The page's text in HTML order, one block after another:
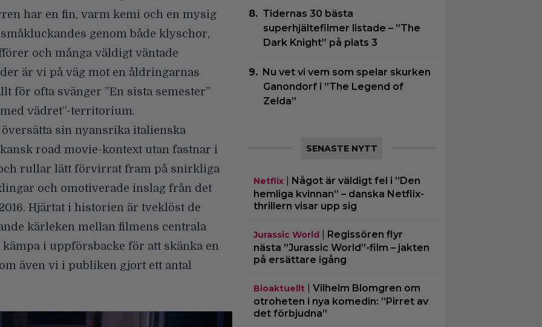
har en fin, varm kemi och en mysig
genom både klyschor,
och många väldigt väntade
är vi på väg mot en åldringarnas
för ofta svänger ”En sista semester”
vädret”-territorium.
sin nyansrika italienska
road movie-kontext utan fastnar i
rullar lätt förvirrat fram på snirkliga
och omotiverade inslag från det
Hjärtat i historien är tveklöst de
kärleken mellan filmens centrala
i uppförsbacke för att skänka en
även vi i publiken gjort ett antal
Tidernas 30 bästa
superhjältefilmer listade – ”The
Dark Knight” på plats 3
Nu vet vi vem som spelar skurken
Ganondorf i ”The Legend of
Zelda”
SENASTE NYTT
Netflix|
Något är väldigt fel i ”Den
hemliga kvinnan” – danska Netflix-
thrillern visar upp sig
Jurassic World
Regissören flyr
nästa ”Jurassic World”-film – jakten
på ersättare igång
Bioaktuellt| Vilhelm Blomgren om
otroheten i nya komedin: ”Pirret av
det förbjudna”